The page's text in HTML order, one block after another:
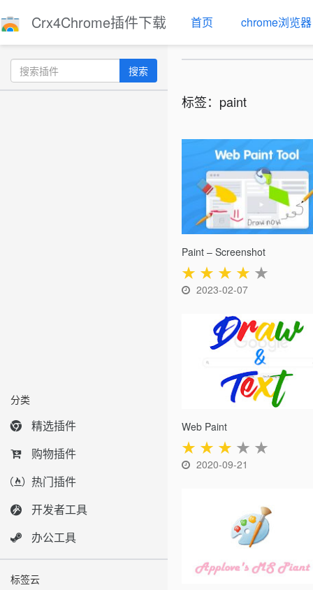
Crx4Chrome插件下载 首页 chrome浏览器
搜索
分类
精选插件
购物插件
热门插件
开发者工具
办公工具
标签云
标签：paint
Paint – Screenshot
★ ★ ★ ★ ★
2023-02-07
Web Paint
★ ★ ★ ★ ★
2020-09-21